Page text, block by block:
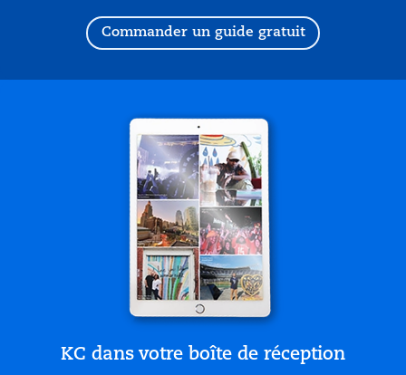
Commander un guide gratuit
KC dans votre boîte de réception